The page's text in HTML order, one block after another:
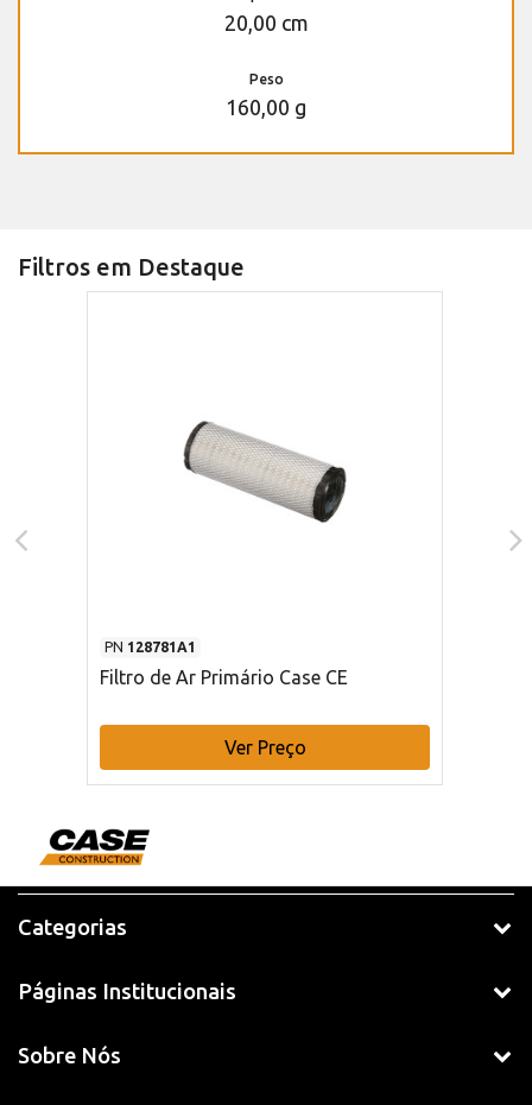
20,00 cm
Peso
160,00 g
Filtros em Destaque
PN 128781A1
Filtro de Ar Primário Case CE
Ver Preço
Categorias
Páginas Institucionais
Sobre Nós